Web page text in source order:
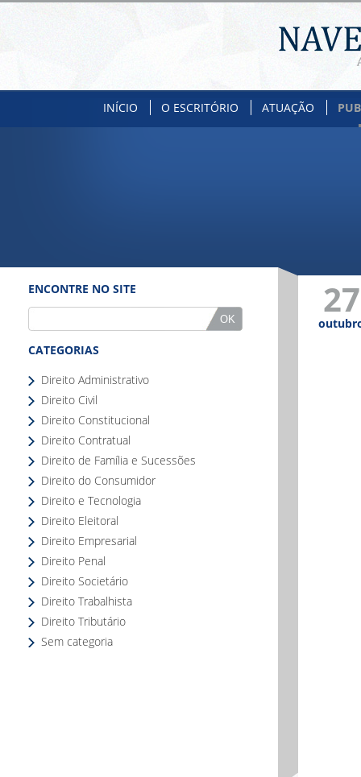
INÍCIO O ESCRITÓRIO ATUAÇÃO
ENCONTRE NO SITE
CATEGORIAS
Direito Administrativo
Direito Civil
Direito Constitucional
Direito Contratual
Direito de Família e Sucessões
Direito do Consumidor
Direito e Tecnologia
Direito Eleitoral
Direito Empresarial
Direito Penal
Direito Societário
Direito Trabalhista
Direito Tributário
Sem categoria
27